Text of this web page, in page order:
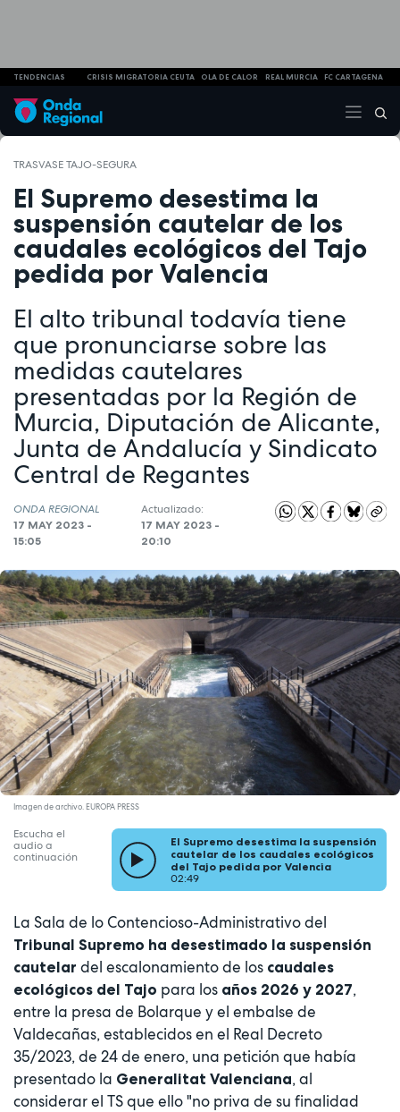
TENDENCIAS CRISIS MIGRATORIA CEUTA OLA DE CALOR REAL MURCIA FC CARTAGENA
TRASVASE TAJO-SEGURA
El Supremo desestima la
suspensión cautelar de los
caudales ecológicos del Tajo
pedida por Valencia
El alto tribunal todavía tiene
que pronunciarse sobre las
medidas cautelares
presentadas por la Región de
Murcia, Diputación de Alicante,
Junta de Andalucía y Sindicato
Central de Regantes
ONDA REGIONAL
17 MAY 2023 -
15:05
Actualizado:
17 MAY 2023 -
20:10
Imagen de archivo. EUROPA PRESS
Escucha el
audio a
continuación
El Supremo desestima la suspensión
cautelar de los caudales ecológicos
del Tajo pedida por Valencia
02:49
La Sala de lo Contencioso-Administrativo del
Tribunal Supremo ha desestimado la suspensión
cautelar del escalonamiento de los caudales
ecológicos del Tajo para los años 2026 y 2027,
entre la presa de Bolarque y el embalse de
Valdecañas, establecidos en el Real Decreto
35/2023, de 24 de enero, una petición que había
presentado la Generalitat Valenciana, al
considerar el TS que ello "no priva de su finalidad